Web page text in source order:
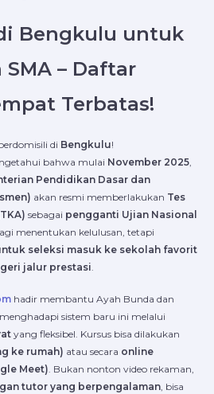
Bengkulu untuk
SMA – Daftar
Terbatas!
di Bengkulu!
bahwa mulai November 2025
Pendidikan Dasar dan
akan resmi memberlakukan Tes
sebagai pengganti Ujian Nasional
menentukan kelulusan, tetapi
seleksi masuk ke sekolah favorit
jalur prestasi
hadir membantu Ayah Bunda dan
sistem baru ini melalui
yang fleksibel. Kursus bisa dilakukan
ke rumah) atau secara online
Meet) . Bukan nonton video rekaman,
tutor yang berpengalaman , bisa